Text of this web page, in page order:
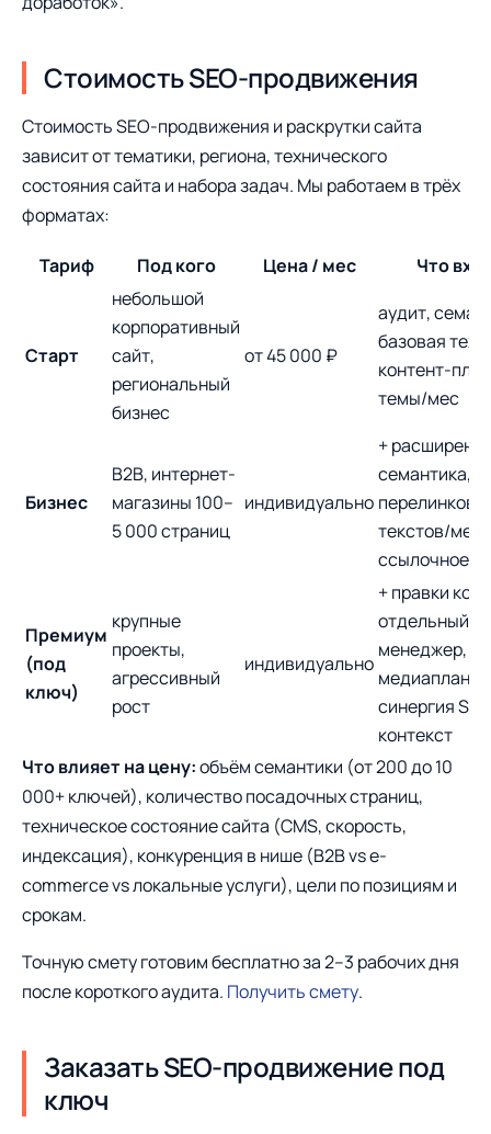
Стоимость SEO-продвижения
Стоимость SEO-продвижения и раскрутки сайта
зависит от тематики, региона, технического
состояния сайта и набора задач. Мы работаем в трёх
форматах:
Тариф Под кого Цена / мес Что
Старт
небольшой
корпоративный
сайт,
региональный
бизнес
от 45 000 ₽
аудит,
базовая
контент-
темы/мес
Бизнес
B2B, интернет-
магазины 100–
5 000 страниц
индивидуально
+
семантика,
текстов/мес,
ссылочное
Премиум
(под
ключ)
крупные
проекты,
агрессивный
рост
индивидуально
+ правки
отдельный
менеджер,
синергия
контекст
Что влияет на цену:объём семантики (от 200 до 10
000+ ключей), количество посадочных страниц,
техническое состояние сайта (CMS, скорость,
индексация), конкуренция в нише (B2B vs e-
commerce vs локальные услуги), цели по позициям и
срокам.
Точную смету готовим бесплатно за 2–3 рабочих дня
после короткого аудита. Получить смету.
Заказать SEO-продвижение под
ключ